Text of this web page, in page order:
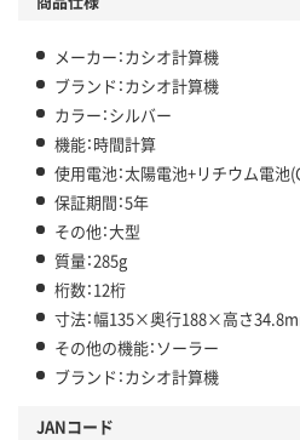
メーカー：カシオ計算機
ブランド：カシオ計算機
カラー：シルバー
機能：時間計算
使用電池：太陽電池+リチウム電池
保証期間：5年
その他：大型
質量：285g
桁数：12桁
寸法：幅135×奥行188×高さ
その他の機能：ソーラー
ブランド：カシオ計算機
JANコード